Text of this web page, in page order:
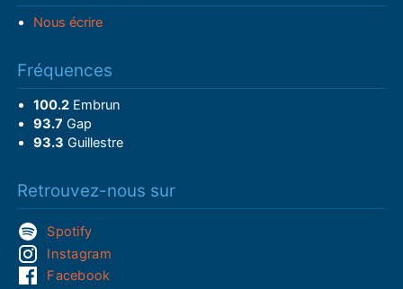
Nous écrire
Fréquences
100.2Embrun
93.7 Gap
93.3 Guillestre
Retrouvez-nous sur
Spotify
Instagram
Facebook